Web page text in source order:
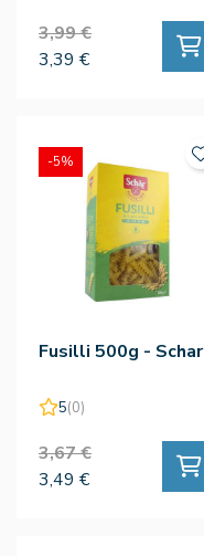
3,99 €
3,39 €
Fusilli 500g - Schar
5(0)
3,67 €
3,49 €
-5%